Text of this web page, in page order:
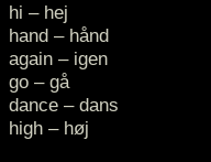
hi – hej
hand – hånd
again – igen
go – gå
dance – dans
high – høj